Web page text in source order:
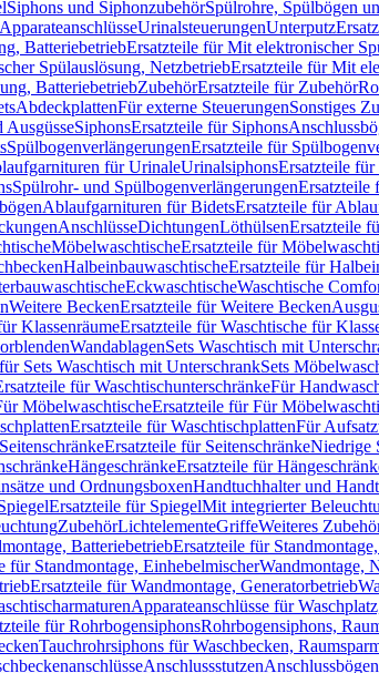
Siphons und SiphonzubehörSpülrohre, Spülbögen
ApparateanschlüsseUrinalsteuerungenUnterputz
BatteriebetriebErsatzteile für Mit elektronischer
Spülauslösung, NetzbetriebErsatzteile für Mit
BatteriebetriebZubehörErsatzteile für Zubehör
AbdeckplattenFür externe SteuerungenSonstiges
SiphonsErsatzteile für Siphons
SpülbogenverlängerungenErsatzteile für
für UrinaleUrinalsiphonsErsatzteile
Spülrohr- und SpülbogenverlängerungenErsatzteile
Ablaufgarnituren für BidetsErsatzteile für
AnschlüsseDichtungenLöthülsenErsatzteile
MöbelwaschtischeErsatzteile für
HalbeinbauwaschtischeErsatzteile für
EckwaschtischeWaschtische
Weitere BeckenErsatzteile für Weitere Becken
KlassenräumeErsatzteile für Waschtische für
WandablagenSets Waschtisch mit
Sets Waschtisch mit UnterschrankSets
für WaschtischunterschränkeFür
MöbelwaschtischeErsatzteile für Für
Ersatzteile für WaschtischplattenFür
SeitenschränkeErsatzteile für SeitenschränkeNiedrige
HängeschränkeErsatzteile für
und OrdnungsboxenHandtuchhalter und
Ersatzteile für SpiegelMit integrierter
ZubehörLichtelementeGriffeWeiteres
BatteriebetriebErsatzteile für
für Standmontage, EinhebelmischerWandmontage,
Ersatzteile für Wandmontage, Generatorbetrieb
Apparateanschlüsse für
für RohrbogensiphonsRohrbogensiphons,
Tauchrohrsiphons für Waschbecken,
AnschlussstutzenAnschlussbögen